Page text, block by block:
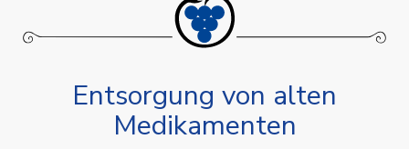
Entsorgung von alten
Medikamenten